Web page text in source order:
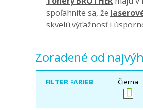
spoľahnite sa, že
skvelú výťažnosť i
Zoradené od
FILTER FARIEB Čierna